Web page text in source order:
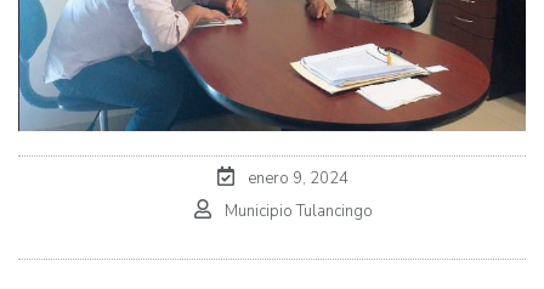
enero 9, 2024
Municipio Tulancingo